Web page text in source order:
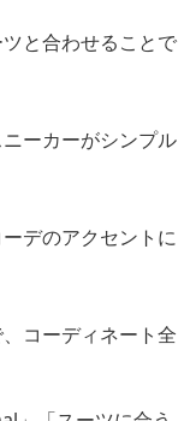
と合わせることで
ーカーがシンプル
デのアクセントに
コーディネート全